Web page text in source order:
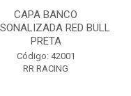
CAPA BANCO
RED BULL
PRETA
Código: 42001
RR RACING